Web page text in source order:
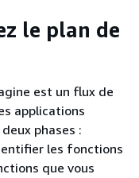
le plan de
est un flux de
applications
phases :
les fonctions
que vous